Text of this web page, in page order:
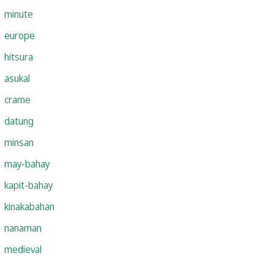
minute
europe
hitsura
asukal
crame
datung
minsan
may-bahay
kapit-bahay
kinakabahan
nanaman
medieval